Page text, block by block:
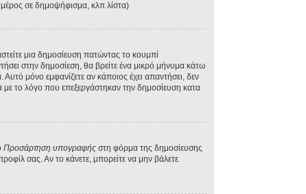
σε δημοψήφισμα, κλπ λίστα)
μια δημοσίευση πατώντας το κουμπί
στην δημοσίεση, θα βρείτε ένα μικρό μήνυμα κάτω
μόνο εμφανίζετε αν κάποιος έχει απαντήσει, δεν
με το λόγο που επεξεργάστηκαν την δημοσίευση κατα
Προσάρτηση υπογραφής στη φόρμα της δημοσίευσης
σας. Αν το κάνετε, μπορείτε να μην βάλετε